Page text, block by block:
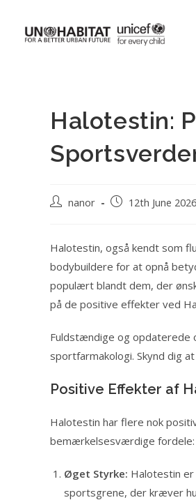
Halotestin:
nanor 12th June 2026
Halotestin, også kendt som
bodybuildere for at opnå
populært blandt dem, der
på de positive effekter ved
Fuldstændige og opdaterede
sportfarmakologi. Skynd dig
Positive Effekter af
Halotestin har flere nok
bemærkelsesværdige fordele:
Øget Styrke: Halotestin
sportsgrene, der kræver